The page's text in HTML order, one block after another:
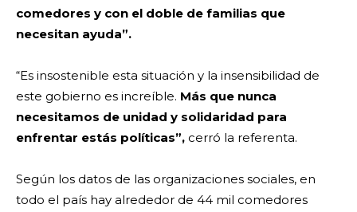
comedores y con el doble de familias que
necesitan ayuda”.
“Es insostenible esta situación y la insensibilidad de
este gobierno es increíble. Más que nunca
necesitamos de unidad y solidaridad para
enfrentar estás políticas”, cerró la referenta.
Según los datos de las organizaciones sociales, en
todo el país hay alrededor de 44 mil comedores